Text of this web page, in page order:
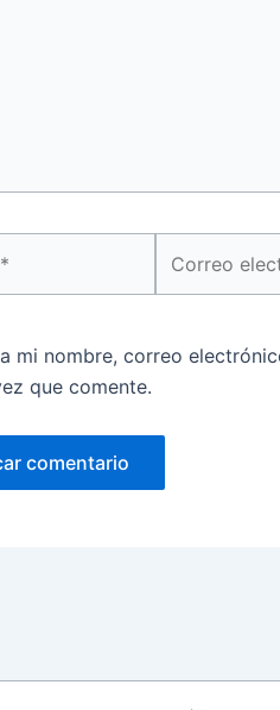
electrónico*
mi nombre, correo
que comente.